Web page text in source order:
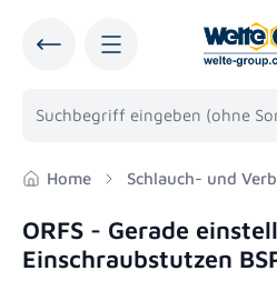
Home Schlauch- und
ORFS - Gerade
Einschraubstutzen